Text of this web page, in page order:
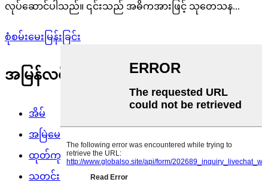
လုပ်ဆောင်ပါသည်။ ၎င်းသည် အဓိကအားဖြင့် သုတေသန...
စုံစမ်းမေးမြန်းခြင်း
အမြန်လင့်ခ်
အိမ်
အမြဲမေးလေ့ရှိသောမေးခွန်းများ
ထုတ်ကုန်များ
သတင်းများ